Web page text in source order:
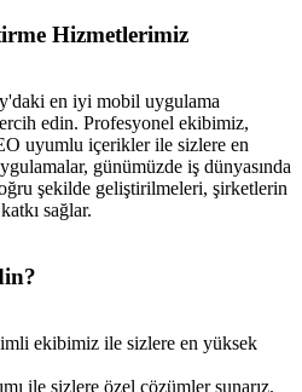
Hizmetlerimiz
en iyi mobil uygulama
edin. Profesyonel ekibimiz,
uyumlu içerikler ile sizlere en
günümüzde iş dünyasında
şekilde geliştirilmeleri, şirketlerin
sağlar.
ekibimiz ile sizlere en yüksek
ile sizlere özel çözümler sunarız.